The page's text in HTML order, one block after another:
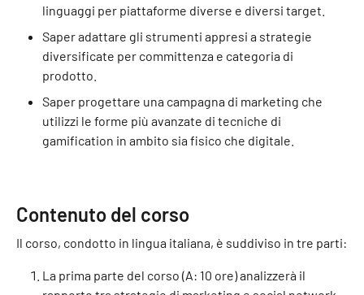
linguaggi per piattaforme diverse e diversi target.
Saper adattare gli strumenti appresi a strategie
diversificate per committenza e categoria di
prodotto.
Saper progettare una campagna di marketing che
utilizzi le forme più avanzate di tecniche di
gamification in ambito sia fisico che digitale.
Contenuto del corso
Il corso, condotto in lingua italiana, è suddiviso in tre parti:
La prima parte del corso (A: 10 ore) analizzerà il